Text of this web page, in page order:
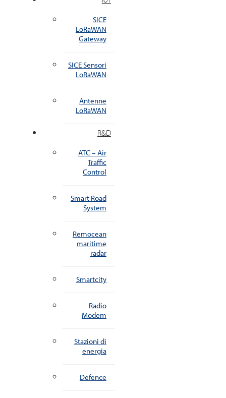
SICE
LoRaWAN
Gateway
SICE Sensori
LoRaWAN
Antenne
LoRaWAN
R&D
ATC – Air
Traffic
Control
Smart Road
System
Remocean
maritime
radar
Smartcity
Radio
Modem
Stazioni di
energia
Defence